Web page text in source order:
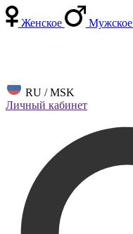
Женское Мужское
RU / MSK
Личный кабинет